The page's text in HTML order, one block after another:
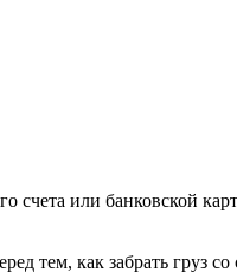
или банковской
тем, как забрать груз со